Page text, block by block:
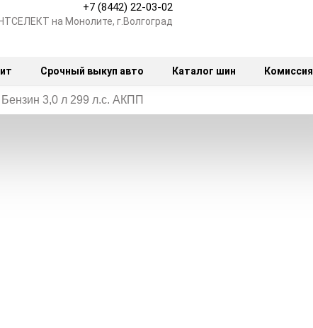
+7 (8442) 22-03-02
на Монолите, г.Волгоград
Срочный выкуп авто Каталог шин Комиссия
3,0 л 299 л.с. АКПП